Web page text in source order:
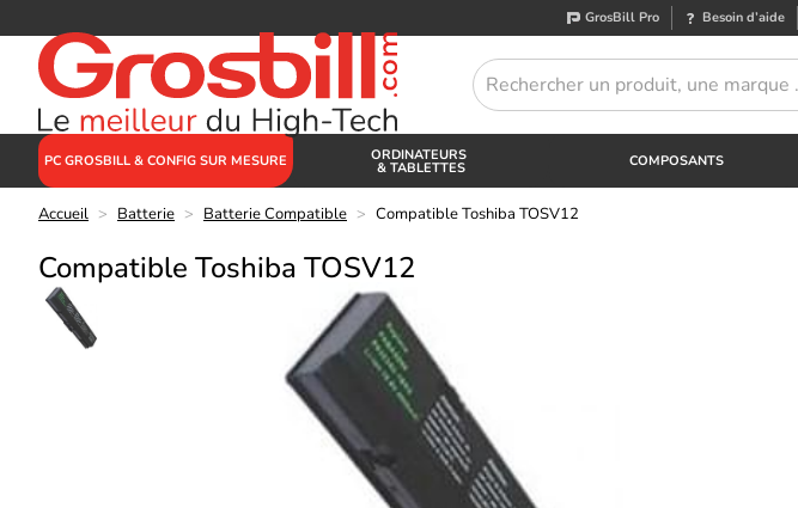
GrosBill Pro Besoin d’aide
PC GROSBILL & CONFIG SUR MESURE ORDINATEURS
& TABLETTES COMPOSANTS
Accueil > Batterie > Batterie Compatible > Compatible Toshiba TOSV12
Compatible Toshiba TOSV12